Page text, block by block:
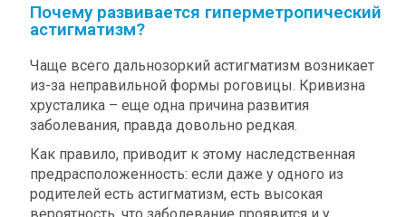
Почему развивается гиперметропический
астигматизм?
Чаще всего дальнозоркий астигматизм возникает
из-за неправильной формы роговицы. Кривизна
хрусталика – еще одна причина развития
заболевания, правда довольно редкая.
Как правило, приводит к этому наследственная
предрасположенность: если даже у одного из
родителей есть астигматизм, есть высокая
вероятность, что заболевание проявится и у